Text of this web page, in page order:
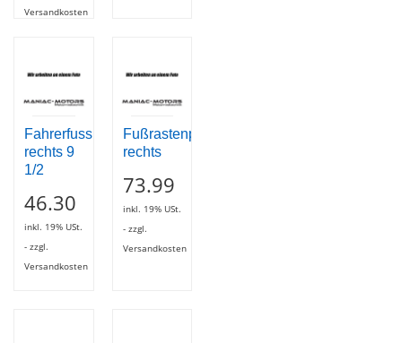
Versandkosten
Fahrerfussraste
rechts 9
1/2
46.30
inkl. 19% USt.
- zzgl.
Versandkosten
Fußrastenplatte
rechts
73.99
inkl. 19% USt.
- zzgl.
Versandkosten